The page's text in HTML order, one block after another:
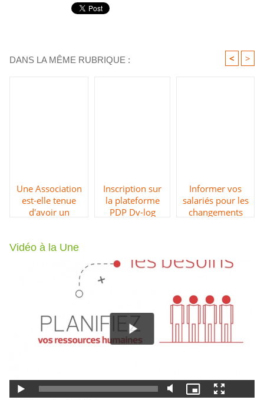
DANS LA MÊME RUBRIQUE : < >
Une Association
est-elle tenue
d'avoir un
électronique en
Inscription sur
la plateforme
PDP Dv-log
)
Informer vos
salariés pour les
changements
Vidéo à la Une